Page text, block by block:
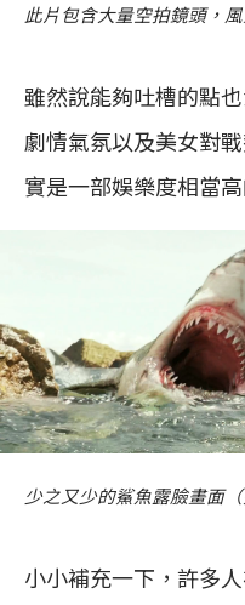
此片包含大量空拍鏡頭，
雖然說能夠吐槽的點
劇情氣氛以及美女對
實是一部娛樂度相當
少之又少的鯊魚露臉畫面
小小補充一下，許多